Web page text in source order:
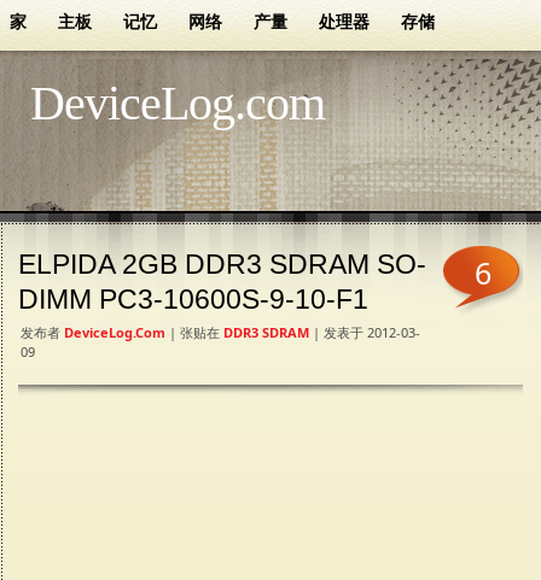
家 主板 记忆 网络 产量 处理器 存储
DeviceLog.com
ELPIDA 2GB DDR3 SDRAM SO-
DIMM PC3-10600S-9-10-F1
发布者 DeviceLog.com | 张贴在 DDR3 SDRAM | 发表于 2012-03-
09
6